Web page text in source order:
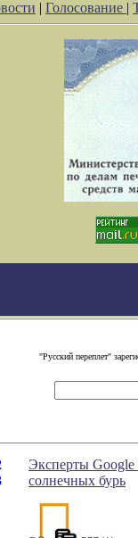
| Голосование |
"Русский переплет"
Эксперты
солнечных бурь